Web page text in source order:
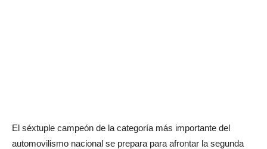
El séxtuple campeón de la categoría más importante del
automovilismo nacional se prepara para afrontar la segunda